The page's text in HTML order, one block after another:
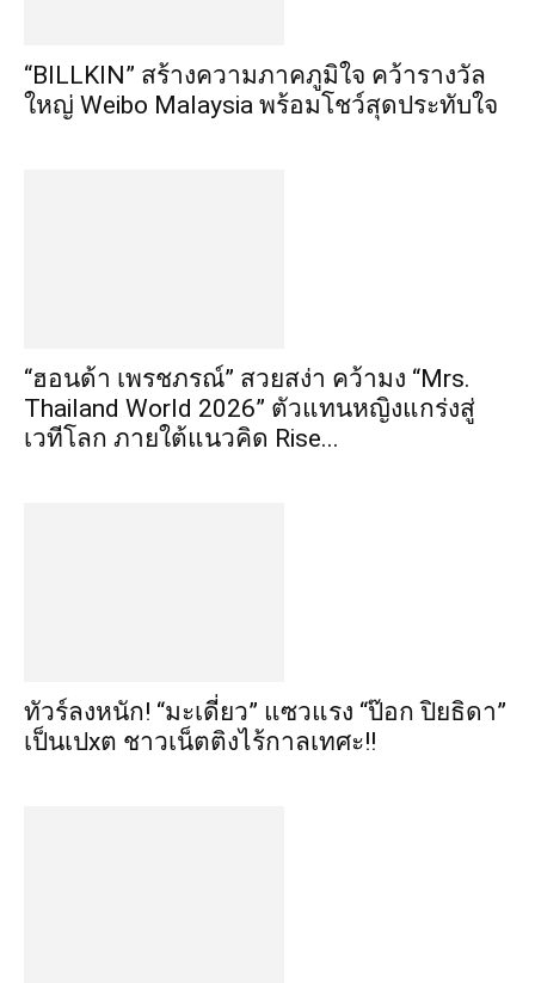
“BILLKIN” สร้างความภาคภูมิใจ คว้ารางวัล
ใหญ่ Weibo Malaysia พร้อมโชว์สุดประทับใจ
“ฮอนด้า เพรชภรณ์” สวยสง่า คว้ามง “Mrs.
Thailand World 2026” ตัวแทนหญิงแกร่งสู่
เวทีโลก ภายใต้แนวคิด Rise...
ทัวร์ลงหนัก! “มะเดี่ยว” แซวแรง “ป๊อก ปิยธิดา”
เป็นเปxต ชาวเน็ตติงไร้กาลเทศะ!!